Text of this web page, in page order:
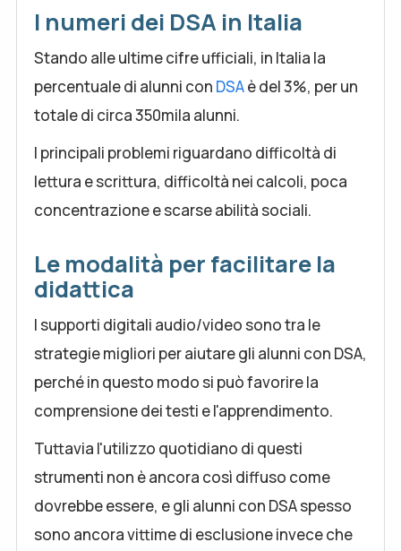
I numeri dei DSA in Italia
Stando alle ultime cifre ufficiali, in Italia la
percentuale di alunni con DSAè del 3%, per un
totale di circa 350mila alunni.
I principali problemi riguardano difficoltà di
lettura e scrittura, difficoltà nei calcoli, poca
concentrazione e scarse abilità sociali.
Le modalità per facilitare la
didattica
I supporti digitali audio/video sono tra le
strategie migliori per aiutare gli alunni con DSA,
perché in questo modo si può favorire la
comprensione dei testi e l'apprendimento.
Tuttavia l'utilizzo quotidiano di questi
strumenti non è ancora così diffuso come
dovrebbe essere, e gli alunni con DSA spesso
sono ancora vittime di esclusione invece che